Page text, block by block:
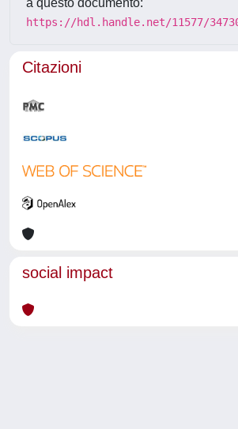
a questo documento:
https://hdl.handle.net/11577/
Citazioni
social impact